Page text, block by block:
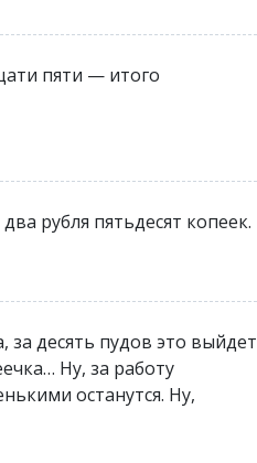
пяти — итого
рубля пятьдесят копеек.
десять пудов это выйдет
Ну, за работу
останутся. Ну,